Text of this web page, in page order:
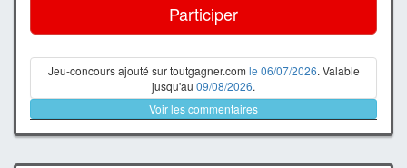
Participer
Jeu-concours ajouté sur toutgagner.com le 06/07/2026. Valable
jusqu'au 09/08/2026.
Voir les commentaires